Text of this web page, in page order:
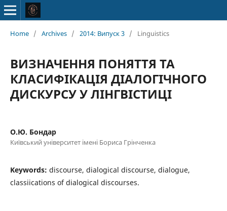
Home / Archives / 2014: Випуск 3 / Linguistics
ВИЗНАЧЕННЯ ПОНЯТТЯ ТА
КЛАСИФІКАЦІЯ ДІАЛОГІЧНОГО
ДИСКУРСУ У ЛІНГВІСТИЦІ
О.Ю. Бондар
Київський університет імені Бориса Грінченка
Keywords: discourse, dialogical discourse, dialogue,
classiications of dialogical discourses.